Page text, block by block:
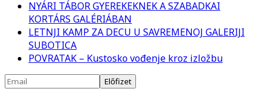
NYÁRI TÁBOR GYEREKEKNEK A SZABADKAI
KORTÁRS GALÉRIÁBAN
LETNJI KAMP ZA DECU U SAVREMENOJ GALERIJI
SUBOTICA
POVRATAK – Kustosko vođenje kroz izložbu